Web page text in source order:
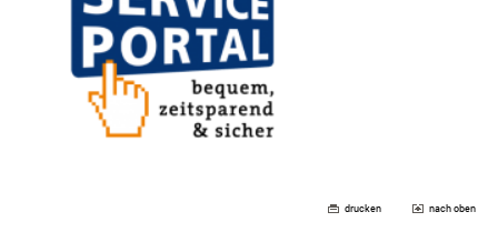
drucken nach oben